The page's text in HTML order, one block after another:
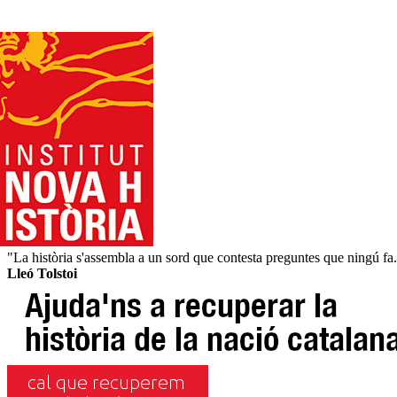
"La història s'assembla a un sord que contesta preguntes que ningú
Lleó Tolstoi